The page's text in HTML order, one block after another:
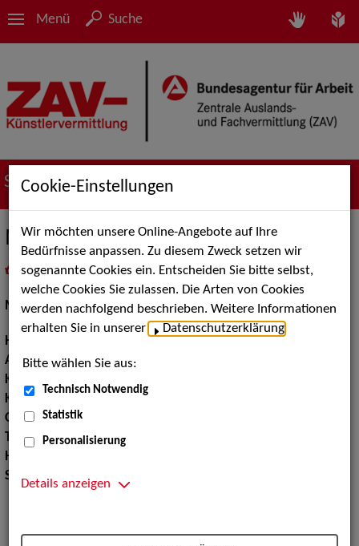
Menü Suche
Suche nach Künstler*innen
Manuel D.
als PDF speichern
inMeine Merklistelegen
Models / Werbung:Fotomodell
Haarfarbe:
Augenfarbe:blau
Körpergröße:
Konfektionsgröße:
Oberweite:100
Taille:
85
Hüfte:
Schuhgröße:
43
Cookie-Einstellungen
Wir möchten unsere Online-Angebote auf Ihre
Bedürfnisse anpassen. Zu diesem Zweck setzen wir
sogenannte Cookies ein. Entscheiden Sie bitte selbst,
welche Cookies Sie zulassen. Die Arten von Cookies
werden nachfolgend beschrieben. Weitere Informationen
erhalten Sie in unserer
Datenschutzerklärung
Bitte wählen Sie aus:
Technisch Notwendig
Statistik
Personalisierung
Details anzeigen